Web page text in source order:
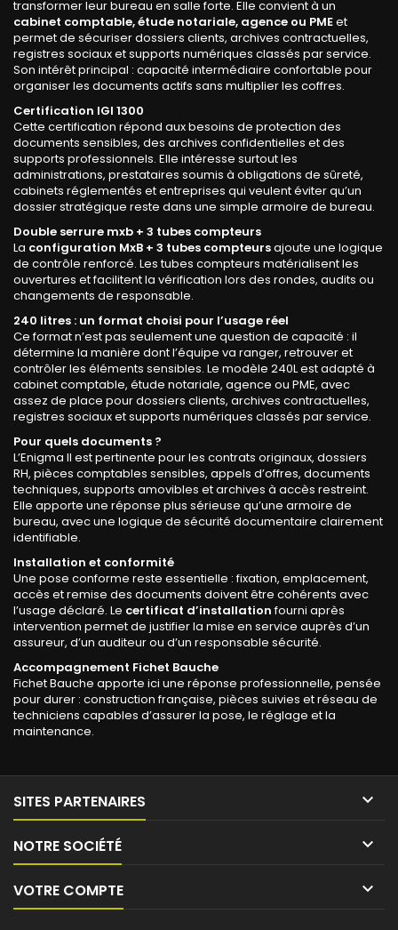
transformer leur bureau en salle forte. Elle convient à un
cabinet comptable, étude notariale, agence ou PMEet
permet de sécuriser dossiers clients, archives contractuelles,
registres sociaux et supports numériques classés par service.
Son intérêt principal : capacité intermédiaire confortable pour
organiser les documents actifs sans multiplier les coffres.
Certification IGI 1300
Cette certification répond aux besoins de protection des
documents sensibles, des archives confidentielles et des
supports professionnels. Elle intéresse surtout les
administrations, prestataires soumis à obligations de sûreté,
cabinets réglementés et entreprises qui veulent éviter qu’un
dossier stratégique reste dans une simple armoire de bureau.
Double serrure mxb + 3 tubes compteurs
La configuration MxB + 3 tubes compteursajoute une logique
de contrôle renforcé. Les tubes compteurs matérialisent les
ouvertures et facilitent la vérification lors des rondes, audits ou
changements de responsable.
240 litres : un format choisi pour l’usage réel
Ce format n’est pas seulement une question de capacité : il
détermine la manière dont l’équipe va ranger, retrouver et
contrôler les éléments sensibles. Le modèle 240L est adapté à
cabinet comptable, étude notariale, agence ou PME, avec
assez de place pour dossiers clients, archives contractuelles,
registres sociaux et supports numériques classés par service.
Pour quels documents ?
L’Enigma II est pertinente pour les contrats originaux, dossiers
RH, pièces comptables sensibles, appels d’offres, documents
techniques, supports amovibles et archives à accès restreint.
Elle apporte une réponse plus sérieuse qu’une armoire de
bureau, avec une logique de sécurité documentaire clairement
identifiable.
Installation et conformité
Une pose conforme reste essentielle : fixation, emplacement,
accès et remise des documents doivent être cohérents avec
l’usage déclaré. Le certificat d’installationfourni après
intervention permet de justifier la mise en service auprès d’un
assureur, d’un auditeur ou d’un responsable sécurité.
Accompagnement Fichet Bauche
Fichet Bauche apporte ici une réponse professionnelle, pensée
pour durer : construction française, pièces suivies et réseau de
techniciens capables d’assurer la pose, le réglage et la
maintenance.
SITES PARTENAIRES 
NOTRE SOCIÉTÉ 
VOTRE COMPTE 